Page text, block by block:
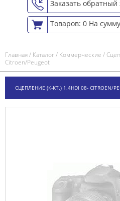
Заказать обратный
Товаров: 0 На
Главная/ Каталог/ Коммерческие /
Citroen/Peugeot
СЦЕПЛЕНИЕ (К-КТ.) 1.4HDI 08- CITROEN/